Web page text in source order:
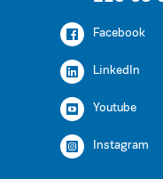
Facebook
LinkedIn
Youtube
Instagram